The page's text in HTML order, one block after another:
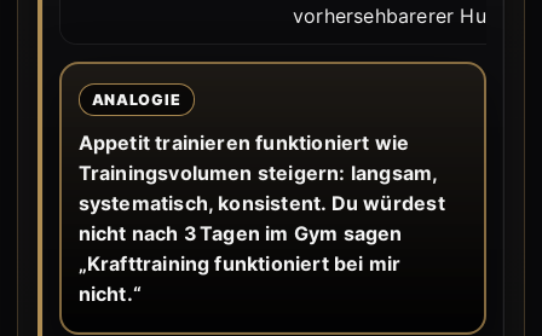
vorhersehbarerer Hunger
ANALOGIE
Appetit trainieren funktioniert wie
Trainingsvolumen steigern: langsam,
systematisch, konsistent. Du würdest
nicht nach 3 Tagen im Gym sagen
„Krafttraining funktioniert bei mir
nicht.“